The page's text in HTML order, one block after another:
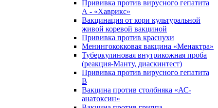
Прививка против вирусного гепатита
А - «Хаврикс»
Вакцинация от кори культуральной
живой коревой вакциной
Прививка против краснухи
Менингококковая вакцина «Менактра»
Туберкулиновая внутрикожная проба
(реакция-Манту, диаскинтест)
Прививка против вирусного гепатита
В
Вакцина против столбняка «АС-
анатоксин»